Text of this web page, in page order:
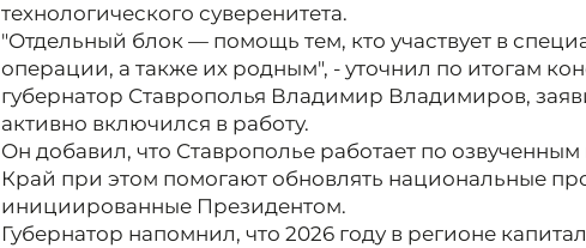
технологического суверенитета.
"Отдельный блок — помощь тем, кто участвует в
операции, а также их родным", - уточнил по итогам
губернатор Ставрополья Владимир Владимиров,
активно включился в работу.
Он добавил, что Ставрополье работает по
Край при этом помогают обновлять национальные
инициированные Президентом.
Губернатор напомнил, что 2026 году в регионе